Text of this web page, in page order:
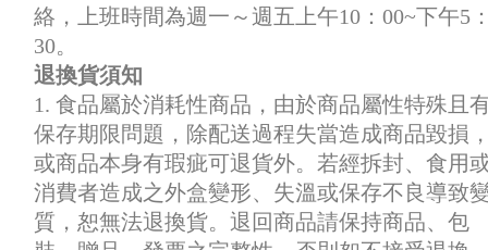
絡，上班時間為週一～週五上午10：00~下午5
30。
退換貨須知
1. 食品屬於消耗性商品，由於商品屬性特殊且
保存期限問題，除配送過程失當造成商品毀損
或商品本身有瑕疵可退貨外。若經拆封、食用
消費者造成之外盒變形、失溫或保存不良導致
質，恕無法退換貨。退回商品請保持商品、包